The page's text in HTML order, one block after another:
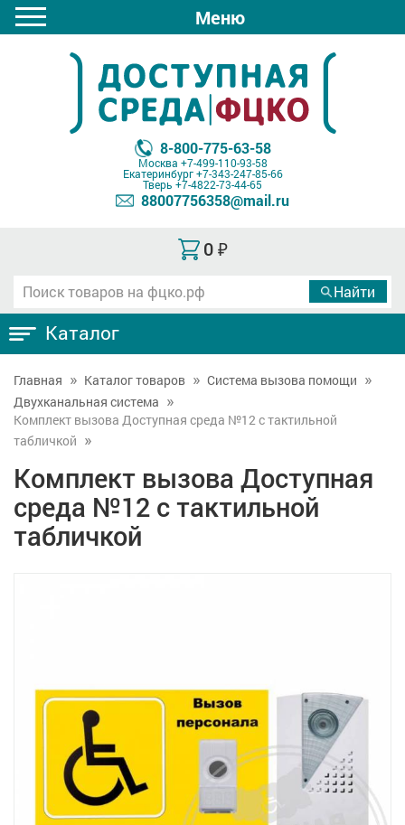
Меню
8-800-775-63-58
Москва +7-499-110-93-58
Екатеринбург+7-343-247-85-66
Тверь +7-4822-73-44-65
88007756358@mail.ru
0 ₽
Каталог
Главная Каталог товаров
Система вызова помощи
Двухканальная система
Комплект вызова Доступная среда №12 с тактильной
табличкой
Комплект вызова Доступная
среда №12 с тактильной
табличкой